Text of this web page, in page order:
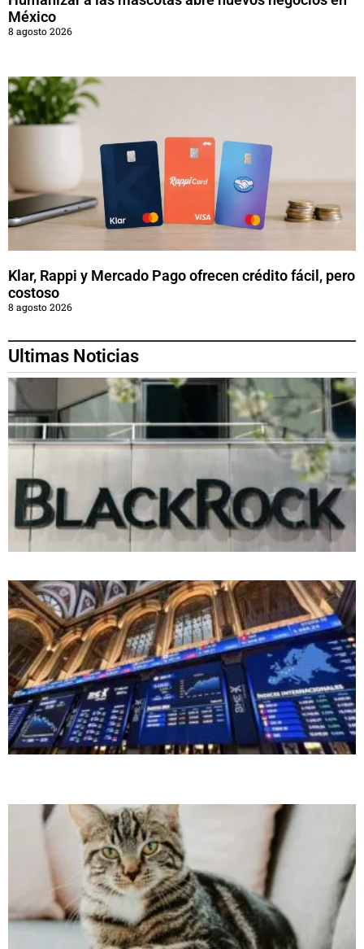
México
8 agosto 2026
Klar, Rappi y Mercado Pago ofrecen crédito fácil, pero
costoso
8 agosto 2026
Ultimas Noticias